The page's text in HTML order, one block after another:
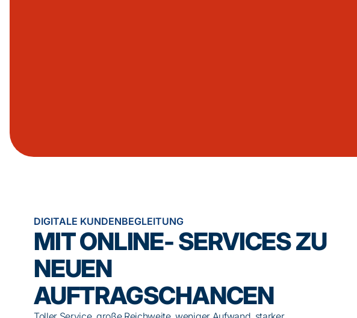
DIGITALE KUNDENBEGLEITUNG
MIT ONLINE- SERVICES ZU
NEUEN
AUFTRAGSCHANCEN